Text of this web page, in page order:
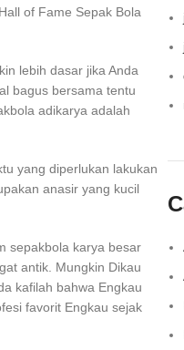
of Fame Sepak Bola
lebih dasar jika Anda
bagus bersama tentu
adikarya adalah
yang diperlukan lakukan
anasir yang kucil
sepakbola karya besar
antik. Mungkin Dikau
kafilah bahwa Engkau
favorit Engkau sejak